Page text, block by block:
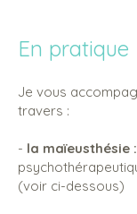
En pratique
Je vous
travers :
- la maïeusthésie :
(voir ci-dessous)